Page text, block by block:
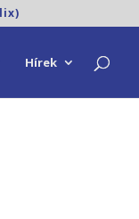
Hírek